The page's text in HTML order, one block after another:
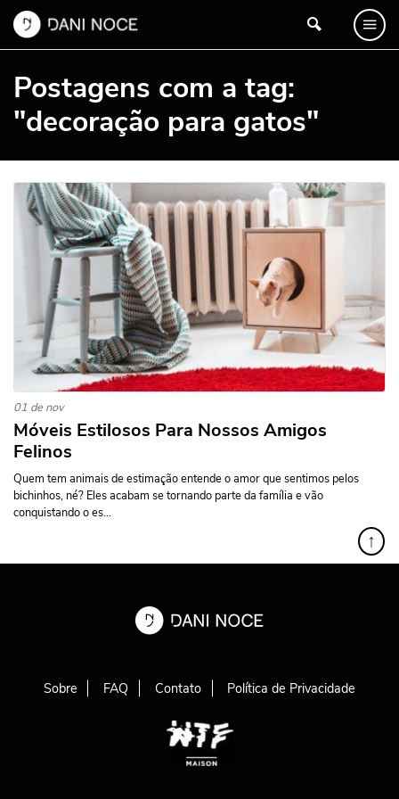
Postagens com a tag:
"decoração para gatos"
01 de nov
Móveis Estilosos Para Nossos Amigos
Felinos
Quem tem animais de estimação entende o amor que sentimos pelos
bichinhos, né? Eles acabam se tornando parte da família e vão
conquistando o es...
↑
Sobre FAQ Contato Política de Privacidade